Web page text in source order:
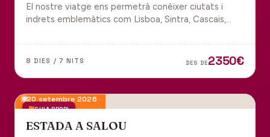
El nostre viatge ens permetrà conèixer ciutats i
indrets emblemàtics com Lisboa, Sintra, Cascais,
tot inclòs per gaudir plenament de Portugal.
8 DIES / 7 NITS DES DE2350€
GUIA PROPI
20 setembre 2026
ESTADA A SALOU